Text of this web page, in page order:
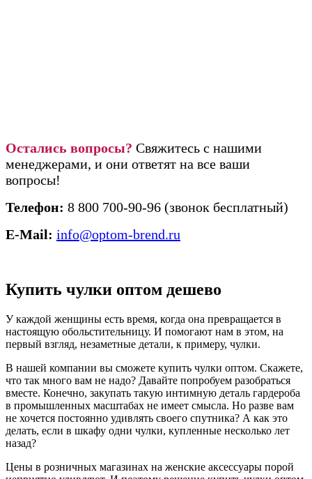
Остались вопросы? Свяжитесь с нашими
менеджерами, и они ответят на все ваши
вопросы!
Телефон: 8 800 700-90-96 (звонок бесплатный)
E-Mail: info@optom-brend.ru
Купить чулки оптом дешево
У каждой женщины есть время, когда она превращается в
настоящую обольстительницу. И помогают нам в этом, на
первый взгляд, незаметные детали, к примеру, чулки.
В нашей компании вы сможете купить чулки оптом. Скажете,
что так много вам не надо? Давайте попробуем разобраться
вместе. Конечно, закупать такую интимную деталь гардероба
в промышленных масштабах не имеет смысла. Но разве вам
не хочется постоянно удивлять своего спутника? А как это
делать, если в шкафу одни чулки, купленные несколько лет
назад?
Цены в розничных магазинах на женские аксессуары порой